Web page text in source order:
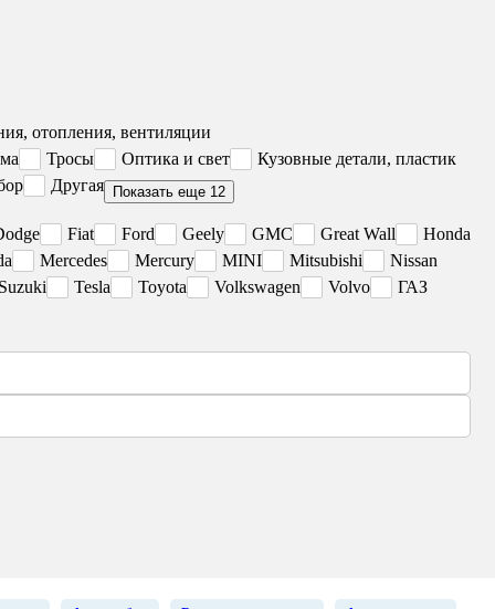
отопления, вентиляции
Тросы Оптика и свет
Кузовные детали, пластик
Другая Показать еще 12
Fiat Ford Geely GMC Great Wall
Honda
Mercedes Mercury MINI Mitsubishi
Nissan
Suzuki Tesla Toyota Volkswagen Volvo
ГАЗ